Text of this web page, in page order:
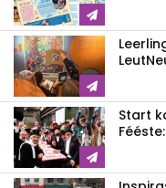
Start